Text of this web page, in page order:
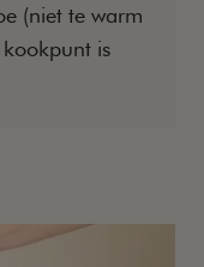
(niet te warm
is